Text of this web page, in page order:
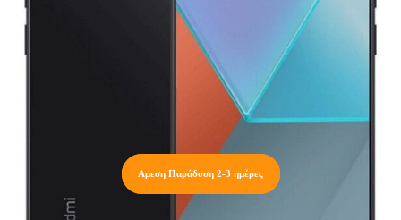
(Παράδοση 4-8 ημέρες)
Αμεση Παράδοση 2-3 ημέρες